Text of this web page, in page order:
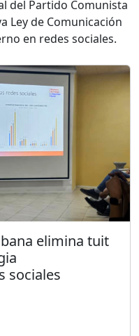
del Partido Comunista
Ley de Comunicación
en redes sociales.
elimina tuit
sociales